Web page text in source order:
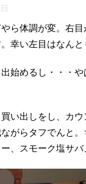
ら体調が変。右
幸い左目はなん
始めるし・・・
い出しをし、カ
がらタフでんと
、スモーク塩サ